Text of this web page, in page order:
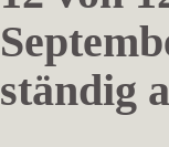
ständig